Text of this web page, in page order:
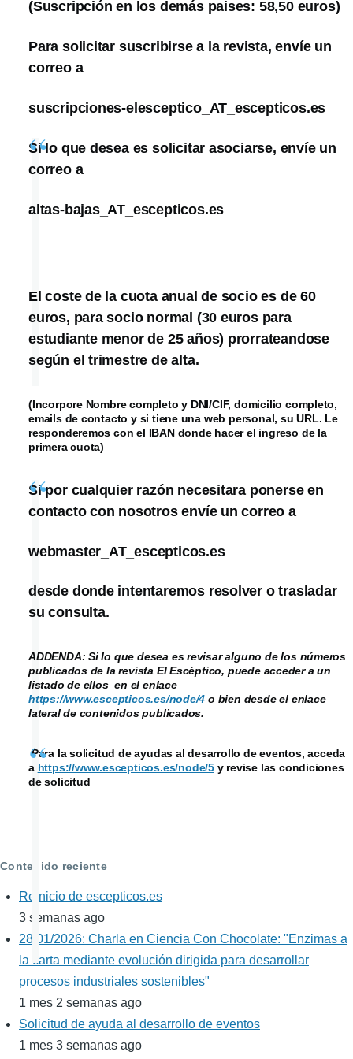
(Suscripción en los demás paises: 58,50 euros)
Para solicitar suscribirse a la revista, envíe un
correo a
suscripciones-elesceptico_AT_escepticos.es
Si lo que desea es solicitar asociarse, envíe un
correo a
altas-bajas_AT_escepticos.es
El coste de la cuota anual de socio es de 60
euros, para socio normal (30 euros para
estudiante menor de 25 años) prorrateandose
según el trimestre de alta.
(Incorpore Nombre completo y DNI/CIF, domicilio completo,
emails de contacto y si tiene una web personal, su URL. Le
responderemos con el IBAN donde hacer el ingreso de la
primera cuota)
Si por cualquier razón necesitara ponerse en
contacto con nosotros envíe un correo a
webmaster_AT_escepticos.es
desde donde intentaremos resolver o trasladar
su consulta.
ADDENDA: Si lo que desea es revisar alguno de los números
publicados de la revista El Escéptico, puede acceder a un
listado de ellos en el enlace
https://www.escepticos.es/node/4 o bien desde el enlace
lateral de contenidos publicados.
Para la solicitud de ayudas al desarrollo de eventos, acceda
a https://www.escepticos.es/node/5y revise las condiciones
de solicitud
Contenido reciente
Reinicio de escepticos.es
3 semanas ago
28/01/2026: Charla en Ciencia Con Chocolate: "Enzimas a
la carta mediante evolución dirigida para desarrollar
procesos industriales sostenibles"
1 mes 2 semanas ago
Solicitud de ayuda al desarrollo de eventos
1 mes 3 semanas ago